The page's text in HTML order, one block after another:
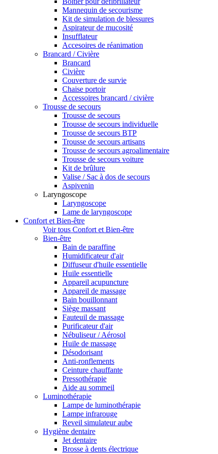
Mannequin de secourisme
Kit de simulation de blessures
Aspirateur de mucosité
Insufflateur
Accesoires de réanimation
Brancard / Civière
Brancard
Civière
Couverture de survie
Chaise portoir
Accessoires brancard / civière
Trousse de secours
Trousse de secours
Trousse de secours individuelle
Trousse de secours BTP
Trousse de secours artisans
Trousse de secours agroalimentaire
Trousse de secours voiture
Kit de brûlure
Valise / Sac à dos de secours
Aspivenin
Laryngoscope
Laryngoscope
Lame de laryngoscope
Confort et Bien-être
Voir tous Confort et Bien-être
Bien-être
Bain de paraffine
Humidificateur d'air
Diffuseur d'huile essentielle
Huile essentielle
Appareil acupuncture
Appareil de massage
Bain bouillonnant
Siège massant
Fauteuil de massage
Purificateur d'air
Nébuliseur / Aérosol
Huile de massage
Désodorisant
Anti-ronflements
Ceinture chauffante
Pressothérapie
Aide au sommeil
Luminothérapie
Lampe de luminothérapie
Lampe infrarouge
Reveil simulateur aube
Hygiène dentaire
Jet dentaire
Brosse à dents électrique